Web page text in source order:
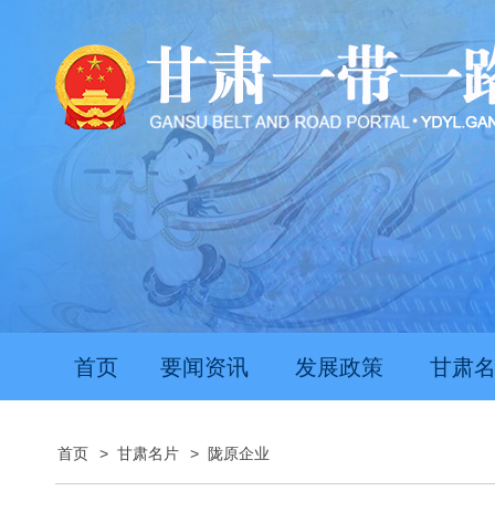
首页 要闻资讯 发展政策 甘肃
首页 > 甘肃名片 > 陇原企业